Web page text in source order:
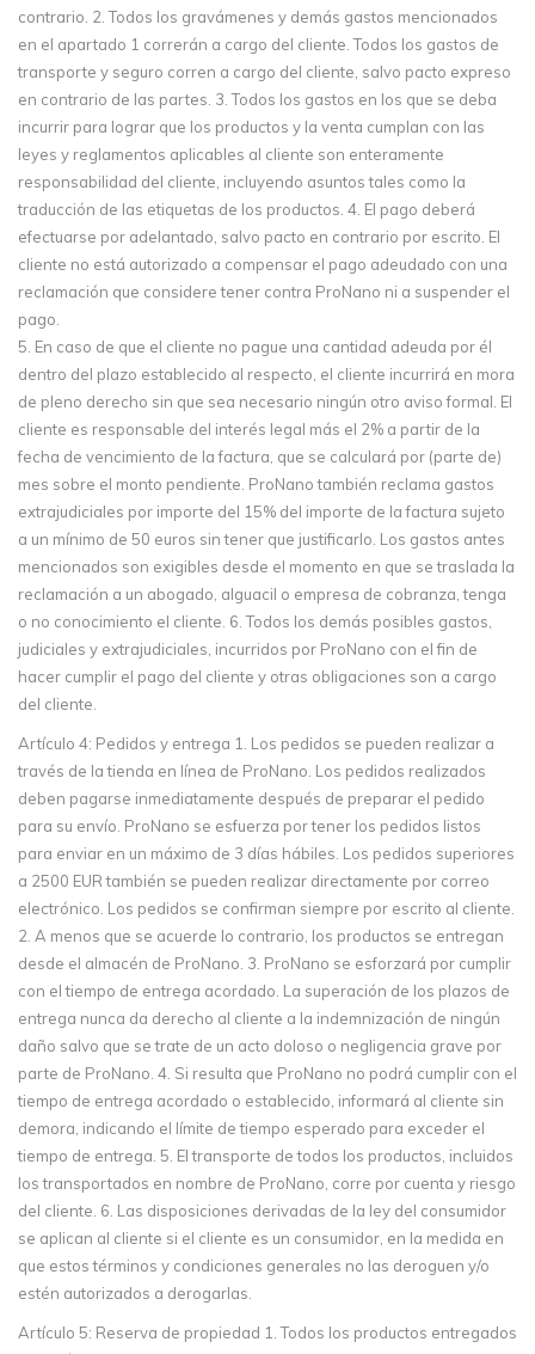
contrario. 2. Todos los gravámenes y demás gastos mencionados
en el apartado 1 correrán a cargo del cliente. Todos los gastos de
transporte y seguro corren a cargo del cliente, salvo pacto expreso
en contrario de las partes. 3. Todos los gastos en los que se deba
incurrir para lograr que los productos y la venta cumplan con las
leyes y reglamentos aplicables al cliente son enteramente
responsabilidad del cliente, incluyendo asuntos tales como la
traducción de las etiquetas de los productos. 4. El pago deberá
efectuarse por adelantado, salvo pacto en contrario por escrito. El
cliente no está autorizado a compensar el pago adeudado con una
reclamación que considere tener contra ProNano ni a suspender el
pago.
5. En caso de que el cliente no pague una cantidad adeuda por él
dentro del plazo establecido al respecto, el cliente incurrirá en mora
de pleno derecho sin que sea necesario ningún otro aviso formal. El
cliente es responsable del interés legal más el 2% a partir de la
fecha de vencimiento de la factura, que se calculará por (parte de)
mes sobre el monto pendiente. ProNano también reclama gastos
extrajudiciales por importe del 15% del importe de la factura sujeto
a un mínimo de 50 euros sin tener que justificarlo. Los gastos antes
mencionados son exigibles desde el momento en que se traslada la
reclamación a un abogado, alguacil o empresa de cobranza, tenga
o no conocimiento el cliente. 6. Todos los demás posibles gastos,
judiciales y extrajudiciales, incurridos por ProNano con el fin de
hacer cumplir el pago del cliente y otras obligaciones son a cargo
del cliente.
Artículo 4: Pedidos y entrega 1. Los pedidos se pueden realizar a
través de la tienda en línea de ProNano. Los pedidos realizados
deben pagarse inmediatamente después de preparar el pedido
para su envío. ProNano se esfuerza por tener los pedidos listos
para enviar en un máximo de 3 días hábiles. Los pedidos superiores
a 2500 EUR también se pueden realizar directamente por correo
electrónico. Los pedidos se confirman siempre por escrito al cliente.
2. A menos que se acuerde lo contrario, los productos se entregan
desde el almacén de ProNano. 3. ProNano se esforzará por cumplir
con el tiempo de entrega acordado. La superación de los plazos de
entrega nunca da derecho al cliente a la indemnización de ningún
daño salvo que se trate de un acto doloso o negligencia grave por
parte de ProNano. 4. Si resulta que ProNano no podrá cumplir con el
tiempo de entrega acordado o establecido, informará al cliente sin
demora, indicando el límite de tiempo esperado para exceder el
tiempo de entrega. 5. El transporte de todos los productos, incluidos
los transportados en nombre de ProNano, corre por cuenta y riesgo
del cliente. 6. Las disposiciones derivadas de la ley del consumidor
se aplican al cliente si el cliente es un consumidor, en la medida en
que estos términos y condiciones generales no las deroguen y/o
estén autorizados a derogarlas.
Artículo 5: Reserva de propiedad 1. Todos los productos entregados